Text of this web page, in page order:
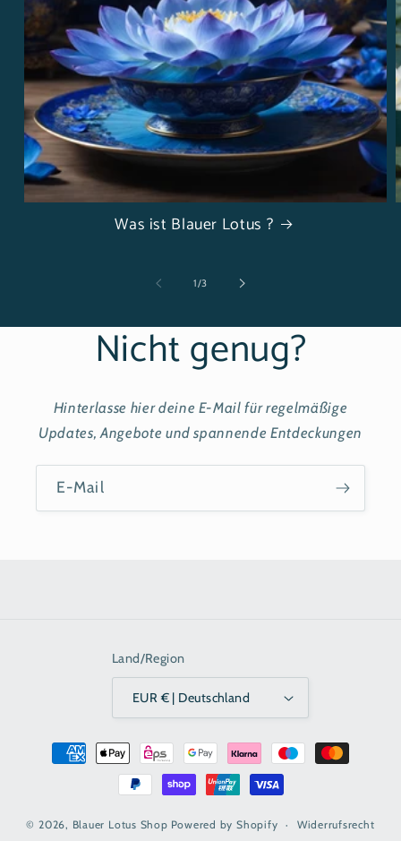
Was ist Blauer Lotus ?
1/von
3
Nicht genug?
Hinterlasse hier deine E-Mail für regelmäßige
Updates, Angebote und spannende Entdeckungen
E-Mail
Land/Region
EUR € | Deutschland
Zahlungsmethoden
© 2026, Blauer Lotus Shop Powered by Shopify Widerrufsrecht